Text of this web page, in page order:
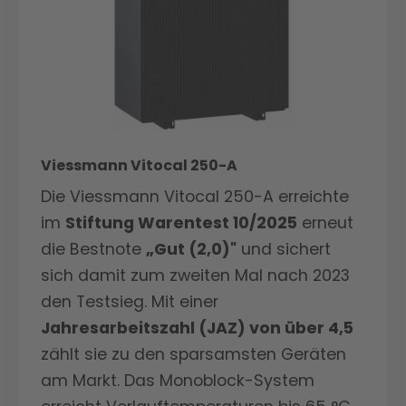
Viessmann Vitocal 250-A
Die Viessmann Vitocal 250-A erreichte
im Stiftung Warentest 10/2025 erneut
die Bestnote „Gut (2,0)" und sichert
sich damit zum zweiten Mal nach 2023
den Testsieg. Mit einer
Jahresarbeitszahl (JAZ) von über 4,5
zählt sie zu den sparsamsten Geräten
am Markt. Das Monoblock-System